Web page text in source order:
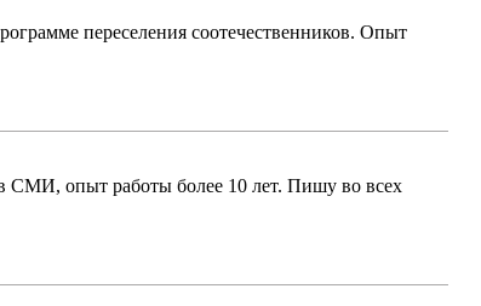
переселения соотечественников. Опыт
СМИ, опыт работы более 10 лет. Пишу во всех